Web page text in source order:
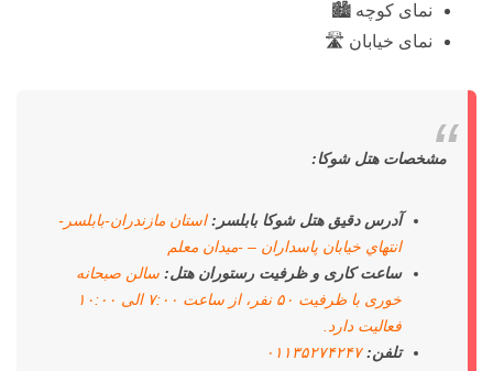
نمای کوچه 🏙️
نمای خیابان 🛣️
مشخصات هتل شوکا:
آدرس دقیق هتل شوکا بابلسر: استان مازندران-بابلسر-
انتهاي خيابان پاسداران – -ميدان معلم
ساعت کاری و ظرفیت رستوران هتل: سالن صبحانه
خوری با ظرفیت ۵۰ نفر، از ساعت ۷:۰۰ الی ۱۰:۰۰
فعالیت دارد.
تلفن: ۰۱۱۳۵۲۷۴۲۴۷